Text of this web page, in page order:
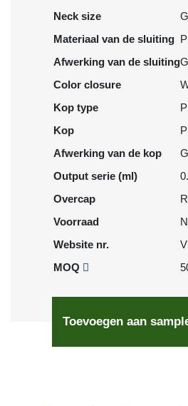
Neck size
Materiaal van de sluiting
Afwerking van de sluiting
Color closure
Kop type
Kop
Afwerking van de kop
Output serie (ml)
Overcap
Voorraad
Website nr.
MOQ
Toevoegen aan